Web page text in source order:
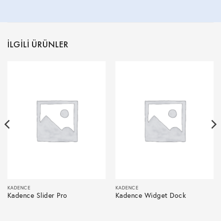
İLGILI ÜRÜNLER
KADENCE
Kadence Slider Pro
KADENCE
Kadence Widget Dock